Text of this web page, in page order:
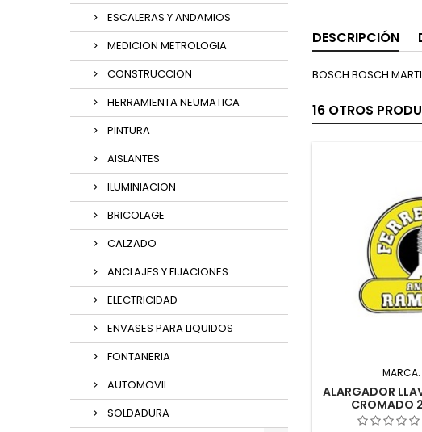
ESCALERAS Y ANDAMIOS
MEDICION METROLOGIA
CONSTRUCCION
HERRAMIENTA NEUMATICA
PINTURA
AISLANTES
ILUMINIACION
BRICOLAGE
CALZADO
ANCLAJES Y FIJACIONES
ELECTRICIDAD
ENVASES PARA LIQUIDOS
FONTANERIA
AUTOMOVIL
SOLDADURA
DESCRIPCIÓN
BOSCH BOSCH
16 OTROS
MARCA:
ALARGADOR
CROMADO